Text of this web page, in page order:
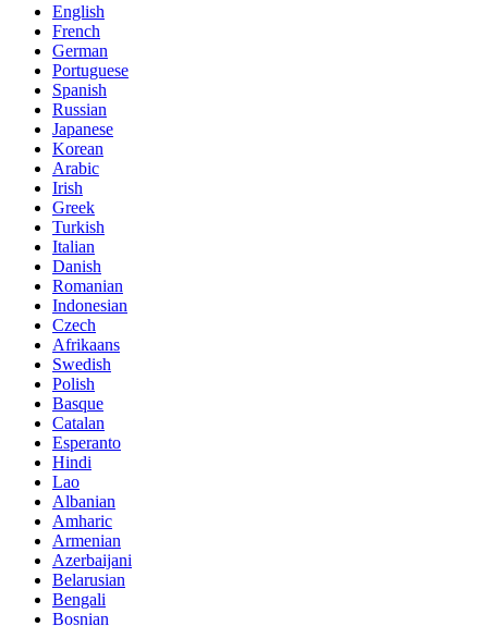
English
French
German
Portuguese
Spanish
Russian
Japanese
Korean
Arabic
Irish
Greek
Turkish
Italian
Danish
Romanian
Indonesian
Czech
Afrikaans
Swedish
Polish
Basque
Catalan
Esperanto
Hindi
Lao
Albanian
Amharic
Armenian
Azerbaijani
Belarusian
Bengali
Bosnian